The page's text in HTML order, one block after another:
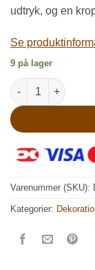
udtryk, og en
Se
9 på lager
Lille dekorativ
Varenummer (SKU):
Kategorier: